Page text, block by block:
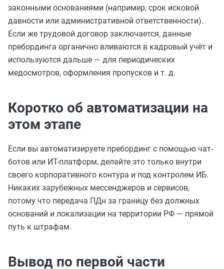
законными основаниями (например, срок исковой
давности или административной ответственности).
Если же трудовой договор заключается, данные
пребординга органично вливаются в кадровый учёт и
используются дальше — для периодических
медосмотров, оформления пропусков и т. д.
Коротко об автоматизации на
этом этапе
Если вы автоматизируете пребординг с помощью чат-
ботов или ИТ-платформ, делайте это только внутри
своего корпоративного контура и под контролем ИБ.
Никаких зарубежных мессенджеров и сервисов,
потому что передача ПДн за границу без должных
оснований и локализации на территории РФ — прямой
путь к штрафам.
Вывод по первой части